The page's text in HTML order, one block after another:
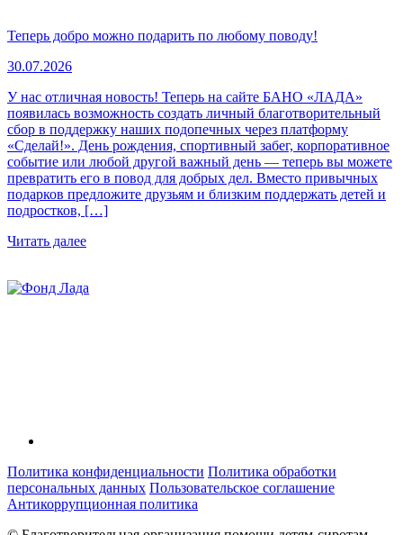
Теперь добро можно подарить по любому поводу!
30.07.2026
У нас отличная новость! Теперь на сайте БАНО «ЛАДА»
появилась возможность создать личный благотворительный
сбор в поддержку наших подопечных через платформу
«Сделай!». День рождения, спортивный забег, корпоративное
событие или любой другой важный день — теперь вы можете
превратить его в повод для добрых дел. Вместо привычных
подарков предложите друзьям и близким поддержать детей и
подростков, […]
Читать далее
Политика конфиденциальности Политика обработки
персональных данных Пользовательское соглашение
Антикоррупционная политика